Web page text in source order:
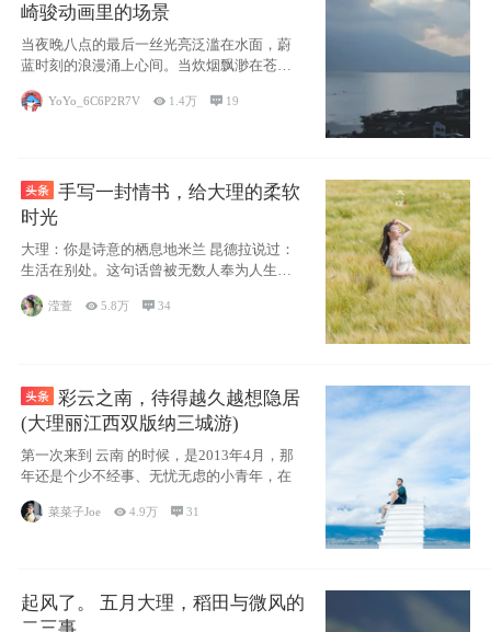
崎骏动画里的场景
当夜晚八点的最后一丝光亮泛滥在水面，蔚
蓝时刻的浪漫涌上心间。当炊烟飘渺在苍山
YoYo_6C6P2R7V  1.4万  19
手写一封情书，给大理的柔软
时光
大理：你是诗意的栖息地米兰 昆德拉说过：
生活在别处。这句话曾被无数人奉为人生信
条，并
滢萱 5.8万 34
彩云之南，待得越久越想隐居
(大理丽江西双版纳三城游)
第一次来到 云南 的时候，是2013年4月，那
年还是个少不经事、无忧无虑的小青年，在
菜菜子Joe 4.9万  31
起风了。 五月大理，稻田与微风的